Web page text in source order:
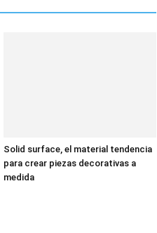
Solid surface, el material tendencia
para crear piezas decorativas a
medida